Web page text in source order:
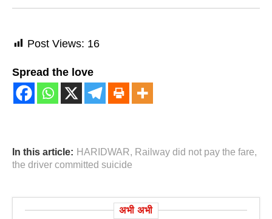
Post Views: 16
Spread the love
In this article: HARIDWAR, Railway did not pay the fare,
the driver committed suicide
अभी अभी